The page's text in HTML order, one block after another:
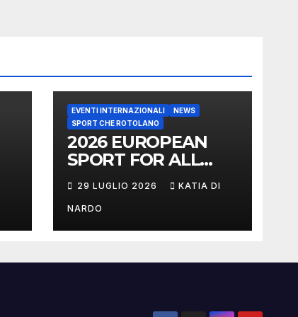
EVENTI INTERNAZIONALI
NEWS
SPORT CHE ROTOLANO
2026 EUROPEAN
SPORT FOR ALL
GAMES
29 LUGLIO 2026 KATIA DI
NARDO